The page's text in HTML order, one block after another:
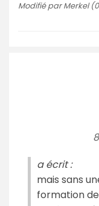
Modifié par Merkel
a écrit :
mais sans
formation